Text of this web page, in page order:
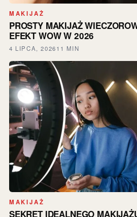
MAKIJAŻ
PROSTY MAKIJAŻ
EFEKT WOW W 2026
4 LIPCA, 202611 MIN
MAKIJAŻ
SEKRET IDEALNEGO